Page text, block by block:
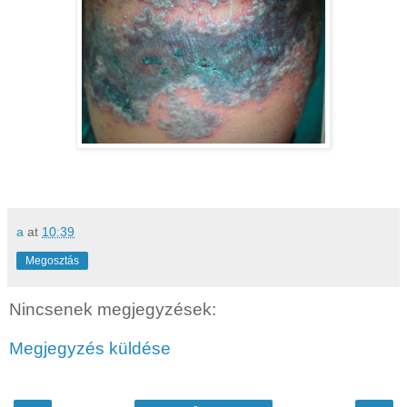
a at 10:39
Megosztás
Nincsenek megjegyzések:
Megjegyzés küldése